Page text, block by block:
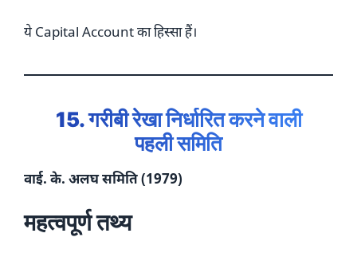
ये Capital Account का हिस्सा हैं।
15. गरीबी रेखा निर्धारित करने वाली
पहली समिति
वाई. के. अलघ समिति (1979)
महत्वपूर्ण तथ्य